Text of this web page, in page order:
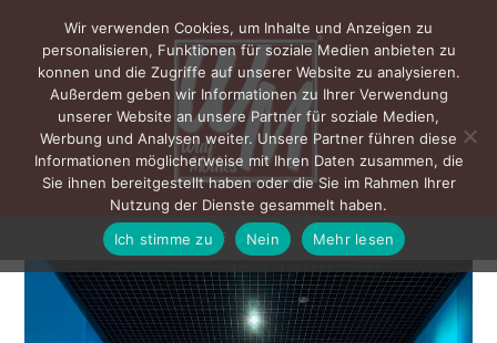
MENÜ
Wir verwenden Cookies, um Inhalte und Anzeigen zu
personalisieren, Funktionen für soziale Medien anbieten zu
konnen und die Zugriffe auf unserer Website zu analysieren.
Außerdem geben wir Informationen zu Ihrer Verwendung
unserer Website an unsere Partner für soziale Medien,
Werbung und Analysen weiter. Unsere Partner führen diese
Informationen möglicherweise mit Ihren Daten zusammen, die
Sie ihnen bereitgestellt haben oder die Sie im Rahmen Ihrer
Nutzung der Dienste gesammelt haben.
Ich stimme zu
Nein Mehr lesen